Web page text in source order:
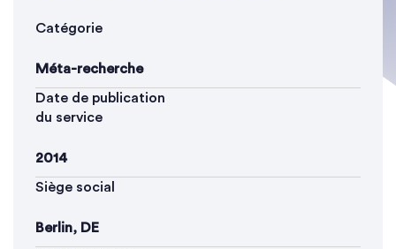
Catégorie
Méta-recherche
Date de publication
du service
2014
Siège social
Berlin, DE